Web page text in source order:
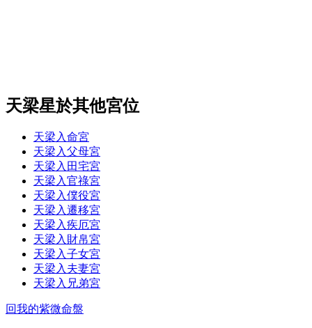
天梁星於其他宮位
天梁入命宮
天梁入父母宮
天梁入田宅宮
天梁入官祿宮
天梁入僕役宮
天梁入遷移宮
天梁入疾厄宮
天梁入財帛宮
天梁入子女宮
天梁入夫妻宮
天梁入兄弟宮
回我的紫微命盤